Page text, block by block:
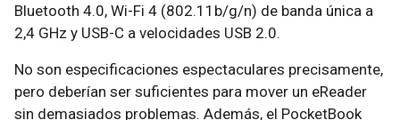
Bluetooth 4.0, Wi-Fi 4 (802.11b/g/n) de banda única a
2,4 GHz y USB-C a velocidades USB 2.0.
No son especificaciones espectaculares precisamente,
pero deberían ser suficientes para mover un eReader
sin demasiados problemas. Además, el PocketBook